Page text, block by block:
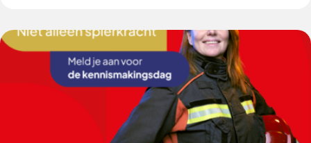
Lees
meer
Brandweer